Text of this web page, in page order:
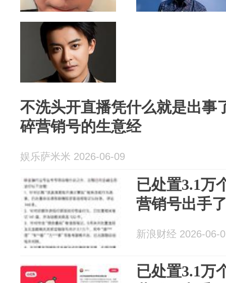
不洗头开直播凭什么就是出事
碎营销号的生意经
娱乐萨米米 2026-06-09
已处置3.1万
营销号出手
新浪财经 2026-06-
已处置3.1万